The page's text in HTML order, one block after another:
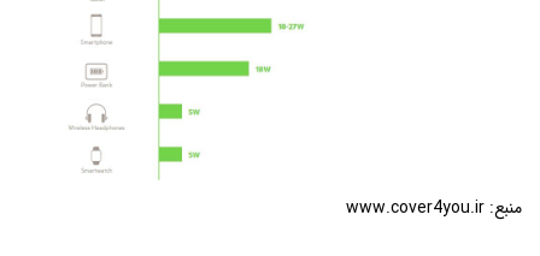
منبع: www.cover4you.ir